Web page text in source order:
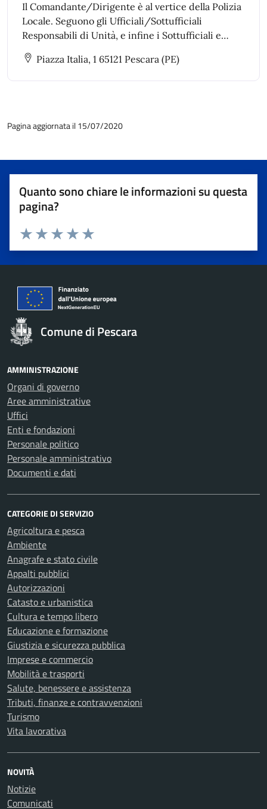
Il Comandante/Dirigente è al vertice della Polizia
Locale. Seguono gli Ufficiali/Sottufficiali
Responsabili di Unità, e infine i Sottufficiali e
agenti (operatori di vigilanza).
Piazza Italia, 1 65121 Pescara (PE)
Pagina aggiornata il 15/07/2020
Quanto sono chiare le informazioni su questa
pagina?
Valuta 5 stelle su 5
Valuta 4 stelle su 5
Valuta 3 stelle su 5
Valuta 2 stelle su 5
Valuta 1 stelle su 5
Comune di Pescara
AMMINISTRAZIONE
Organi di governo
Aree amministrative
Uffici
Enti e fondazioni
Personale politico
Personale amministrativo
Documenti e dati
CATEGORIE DI SERVIZIO
Agricoltura e pesca
Ambiente
Anagrafe e stato civile
Appalti pubblici
Autorizzazioni
Catasto e urbanistica
Cultura e tempo libero
Educazione e formazione
Giustizia e sicurezza pubblica
Imprese e commercio
Mobilità e trasporti
Salute, benessere e assistenza
Tributi, finanze e contravvenzioni
Turismo
Vita lavorativa
NOVITÀ
Notizie
Comunicati